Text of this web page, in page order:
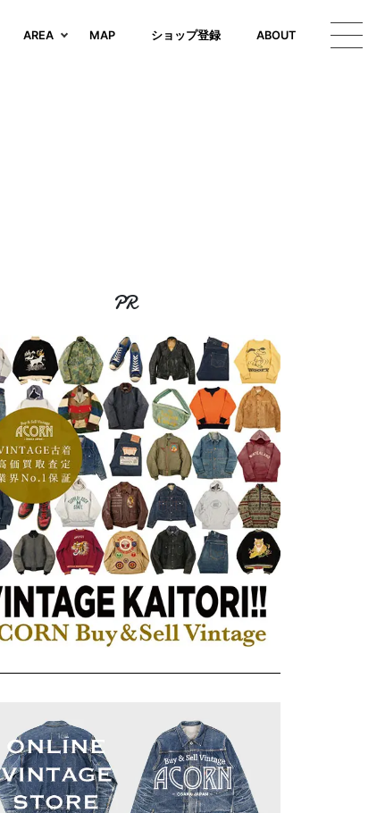
AREA MAP ショップ登録 ABOUT
PR